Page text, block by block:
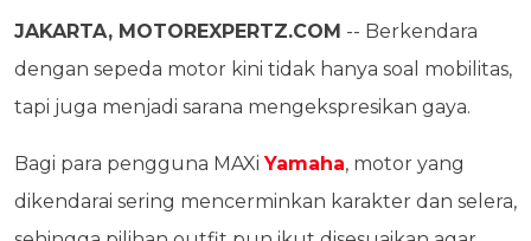
JAKARTA, MOTOREXPERTZ.COM -- Berkendara
dengan sepeda motor kini tidak hanya soal mobilitas,
tapi juga menjadi sarana mengekspresikan gaya.
Bagi para pengguna MAXiYamaha, motor yang
dikendarai sering mencerminkan karakter dan selera,